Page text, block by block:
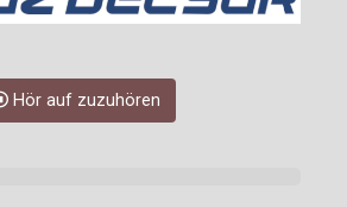
Hör auf zuzuhören